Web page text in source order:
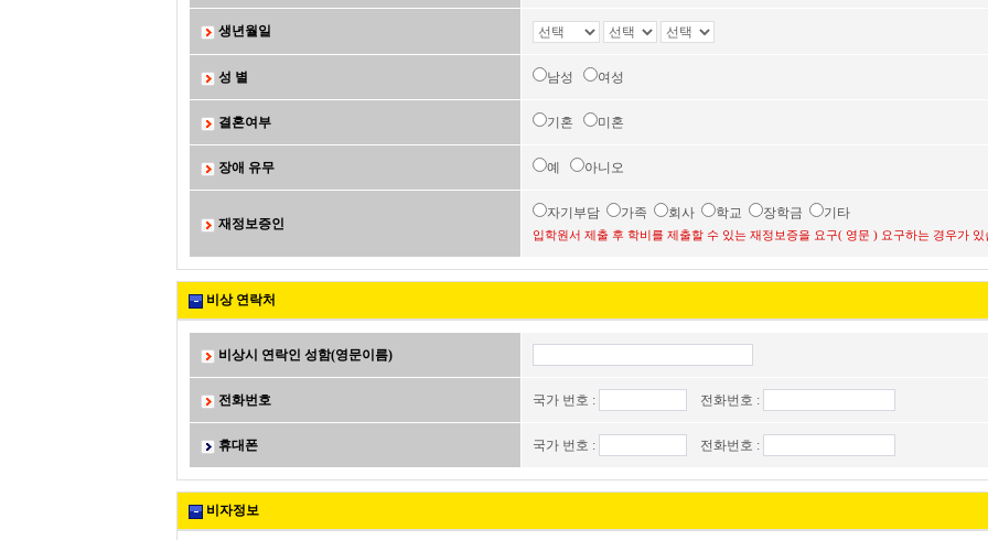
생년월일
성 별 남성 여성
결혼여부 기혼 미혼
장애 유무 예 아니오
재정보증인
자기부담 가족 회사 학교 장학금 기타
입학원서 제출 후 학비를 제출할 수 있는 재정보증을 요구( 영문 ) 요구하는 경우가 있
비상 연락처
비상시 연락인 성함(영문이름)
전화번호 국가 번호 : 전화번호 :
휴대폰 국가 번호 : 전화번호 :
비자정보